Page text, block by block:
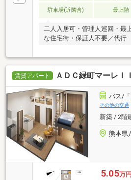
駐車場(近隣含) 最上階
二人入居可・管理人巡回・最
な住宅街・保証人不要／代行
賃貸アパート ＡＤＣ緑町マーレＩ
バス/
その他の交通
新築 / 2階
熊本県
5.05万円